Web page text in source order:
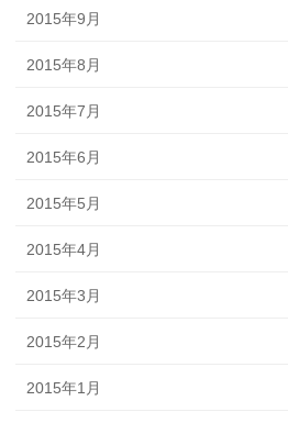
2015年9月
2015年8月
2015年7月
2015年6月
2015年5月
2015年4月
2015年3月
2015年2月
2015年1月